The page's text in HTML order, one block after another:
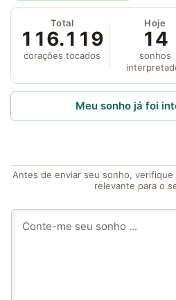
Total
116.119
corações tocados
Hoje
14
sonhos
Meu sonho já foi
Antes de enviar seu sonho, verifique
relevante para o